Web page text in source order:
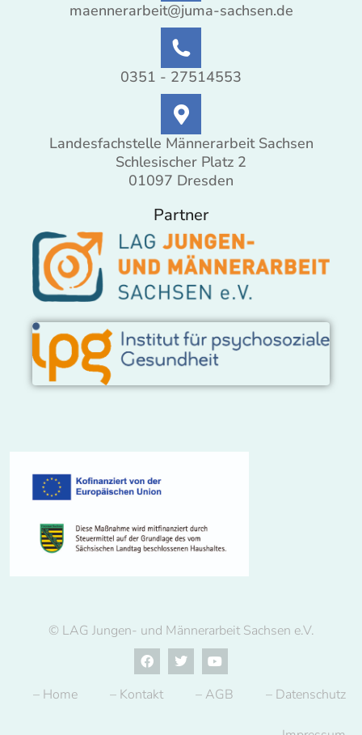
maennerarbeit@juma-sachsen.de
0351 - 27514553
Landesfachstelle Männerarbeit Sachsen
Schlesischer Platz 2
01097 Dresden
Partner
© LAG Jungen- und Männerarbeit Sachsen e.V.
– Home – Kontakt – AGB – Datenschutz